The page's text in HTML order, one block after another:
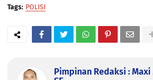
Tags: POLISI
Pimpinan Redaksi : Maxi